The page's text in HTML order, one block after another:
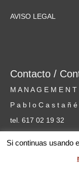
AVISO LEGAL
Contacto /
M A N A G E M E N T
P a b l o C a s t a ñ é
tel. 617 02 19 32
web MARIA PILAR GARCÍA
Si continuas usando